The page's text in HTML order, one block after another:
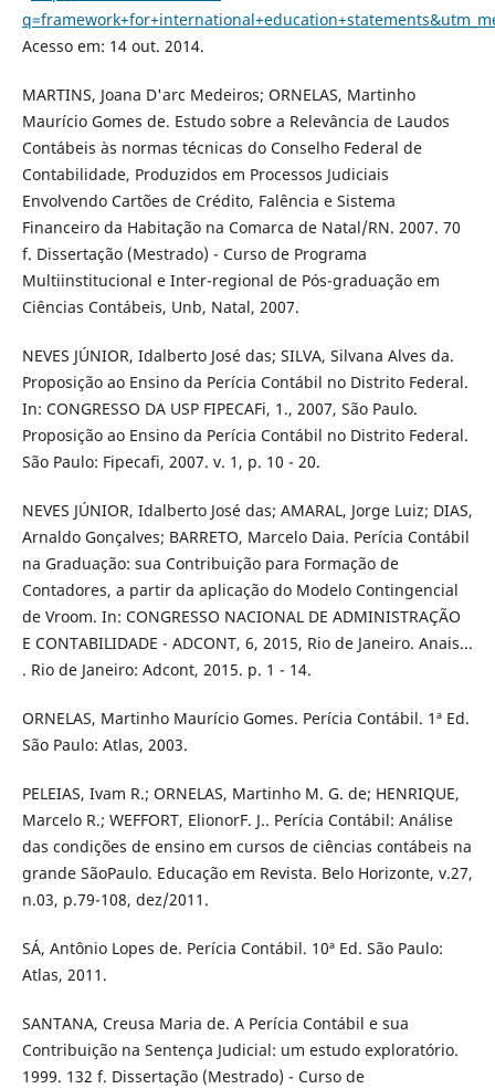
Acesso em: 14 out. 2014.
MARTINS, Joana D'arc Medeiros; ORNELAS, Martinho
Maurício Gomes de. Estudo sobre a Relevância de Laudos
Contábeis às normas técnicas do Conselho Federal de
Contabilidade, Produzidos em Processos Judiciais
Envolvendo Cartões de Crédito, Falência e Sistema
Financeiro da Habitação na Comarca de Natal/RN. 2007. 70
f. Dissertação (Mestrado) - Curso de Programa
Multiinstitucional e Inter-regional de Pós-graduação em
Ciências Contábeis, Unb, Natal, 2007.
NEVES JÚNIOR, Idalberto José das; SILVA, Silvana Alves da.
Proposição ao Ensino da Perícia Contábil no Distrito Federal.
In: CONGRESSO DA USP FIPECAFi, 1., 2007, São Paulo.
Proposição ao Ensino da Perícia Contábil no Distrito Federal.
São Paulo: Fipecafi, 2007. v. 1, p. 10 - 20.
NEVES JÚNIOR, Idalberto José das; AMARAL, Jorge Luiz; DIAS,
Arnaldo Gonçalves; BARRETO, Marcelo Daia. Perícia Contábil
na Graduação: sua Contribuição para Formação de
Contadores, a partir da aplicação do Modelo Contingencial
de Vroom. In: CONGRESSO NACIONAL DE ADMINISTRAÇÃO
E CONTABILIDADE - ADCONT, 6, 2015, Rio de Janeiro. Anais...
. Rio de Janeiro: Adcont, 2015. p. 1 - 14.
ORNELAS, Martinho Maurício Gomes. Perícia Contábil. 1ª Ed.
São Paulo: Atlas, 2003.
PELEIAS, Ivam R.; ORNELAS, Martinho M. G. de; HENRIQUE,
Marcelo R.; WEFFORT, ElionorF. J.. Perícia Contábil: Análise
das condições de ensino em cursos de ciências contábeis na
grande SãoPaulo. Educação em Revista. Belo Horizonte, v.27,
n.03, p.79-108, dez/2011.
SÁ, Antônio Lopes de. Perícia Contábil. 10ª Ed. São Paulo:
Atlas, 2011.
SANTANA, Creusa Maria de. A Perícia Contábil e sua
Contribuição na Sentença Judicial: um estudo exploratório.
1999. 132 f. Dissertação (Mestrado) - Curso de